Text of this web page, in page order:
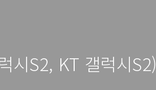
S2, KT 갤럭시S2)